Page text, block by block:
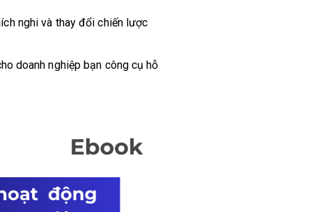
nghi và thay đổi chiến lược
doanh nghiệp bạn công cụ hỗ